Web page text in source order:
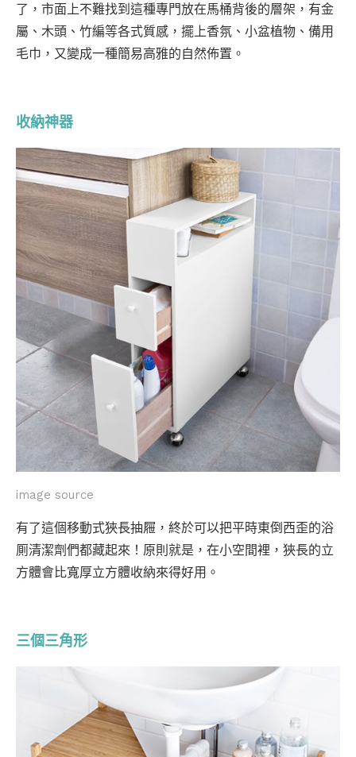
了，市面上不難找到這種專門放在馬桶背後的層架，有金
屬、木頭、竹編等各式質感，擺上香氛、小盆植物、備用
毛巾，又變成一種簡易高雅的自然佈置。
收納神器
image source
有了這個移動式狹長抽屜，終於可以把平時東倒西歪的浴
厠清潔劑們都藏起來！原則就是，在小空間裡，狹長的立
方體會比寬厚立方體收納來得好用。
三個三角形